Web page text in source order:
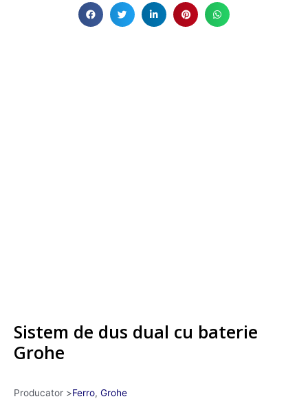
Sistem de dus dual cu baterie
Grohe
Producator >Ferro, Grohe